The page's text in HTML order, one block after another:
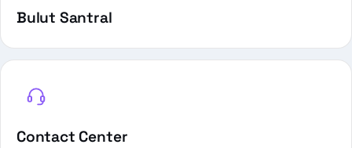
Bulut Santral
Contact Center